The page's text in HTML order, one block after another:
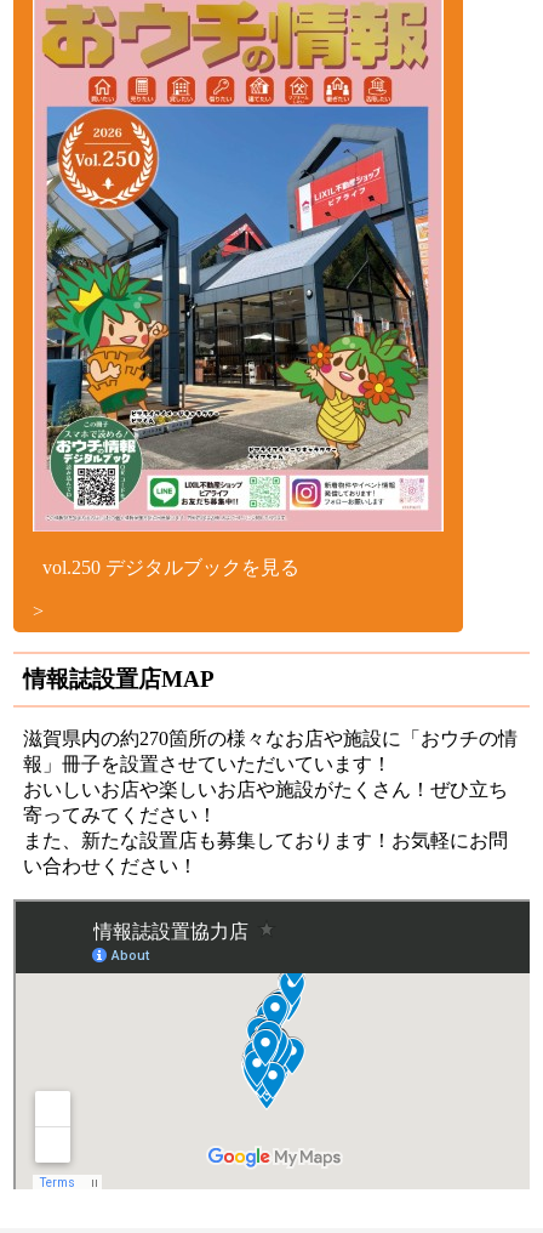
vol.250 デジタルブックを見る
情報誌設置店MAP
滋賀県内の約270箇所の様々なお店や施設に「おウチの情
報」冊子を設置させていただいています！
おいしいお店や楽しいお店や施設がたくさん！ぜひ立ち
寄ってみてください！
また、新たな設置店も募集しております！お気軽にお問
い合わせください！